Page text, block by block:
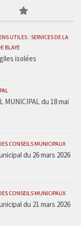
UTILES/SERVICES DE LA
BLAYE
isolées
MUNICIPAL du 18 mai
CONSEILS MUNICIPAUX
du 26 mars 2026
CONSEILS MUNICIPAUX
du 21 mars 2026